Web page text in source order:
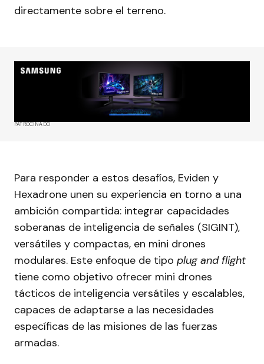
directamente sobre el terreno.
PATROCINADO
Para responder a estos desafíos, Eviden y
Hexadrone unen su experiencia en torno a una
ambición compartida: integrar capacidades
soberanas de inteligencia de señales (SIGINT),
versátiles y compactas, en mini drones
modulares. Este enfoque de tipo plug and flight
tiene como objetivo ofrecer mini drones
tácticos de inteligencia versátiles y escalables,
capaces de adaptarse a las necesidades
específicas de las misiones de las fuerzas
armadas.